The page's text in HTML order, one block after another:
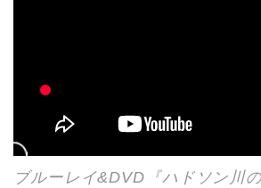
ブルーレイ&DVD『ハドソン川